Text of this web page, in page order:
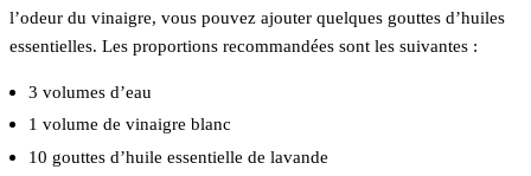
l’odeur du vinaigre, vous pouvez ajouter quelques gouttes d’huiles
essentielles. Les proportions recommandées sont les suivantes :
3 volumes d’eau
1 volume de vinaigre blanc
10 gouttes d’huile essentielle de lavande